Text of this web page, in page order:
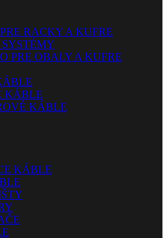
RACKY A KUFRE
PRE OBALY A KUFRE
KÁBLE
KÁBLE
KÁBLE